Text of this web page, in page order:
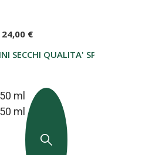
SECCHI QUALITA' SPECIALE 100
24,00 €